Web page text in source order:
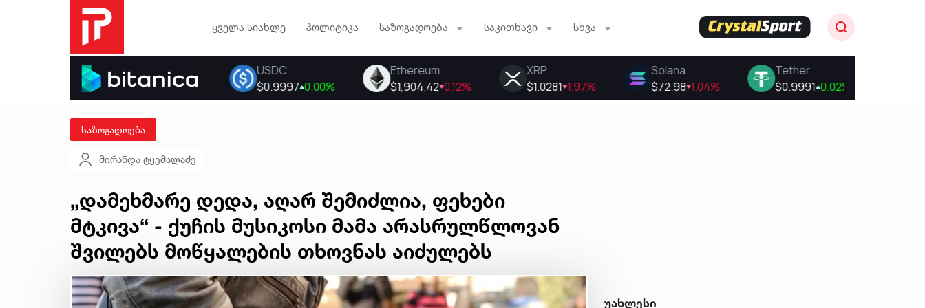
ყველა სიახლე პოლიტიკა საზოგადოება საკითხავი სხვა
საზოგადოება
მირანდა ტყემალაძე
„დამეხმარე დედა, აღარ შემიძლია, ფეხები
მტკივა“ - ქუჩის მუსიკოსი მამა არასრულწლოვან
შვილებს მოწყალების თხოვნას აიძულებს
უახლესი